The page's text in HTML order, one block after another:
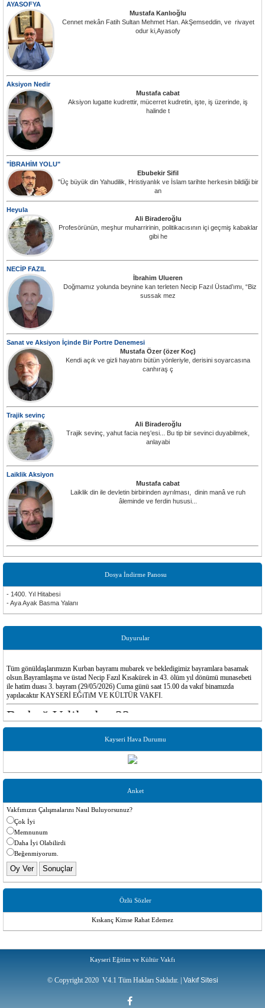
Duyurular
olsun.Bayramlaşma ve üstad Necip Fazıl Kısakürek in 43. ölüm yıl dönümü munasebeti
ile hatim duası 3. bayram (29/05/2026) Cuma günü saat 15.00 da vakıf binamızda
yapılacaktır KAYSERİ EĞiTiM VE KÜLTÜR VAKFI.
Başbuğ Velilerden 33
"Altun Halka - Silsile-i Zeheb" çerçevesidir ki, keyfiyet ölçüsüyle temel sayısını, bütün
«Velîler Ordusu» kitabında hayatı anlatılan 333 Velînin içine, «Bir» sayısını Allah
Resulüne verdikten sonra mukaddes emaneti O’ndan alıp günümüze kadar getiren,
Kayseri Hava Durumu
Anket
Vakfımızın Çalışmalarını Nasıl Buluyorsunuz?
Çok İyi
Memnunum
Daha İyi Olabilirdi
Beğenmiyorum.
Özlü Sözler
Kıskanç Kimse Rahat Edemez
AYASOFYA
Mustafa Kanlıoğlu
Cennet mekân Fatih Sultan Mehmet Han. AkŞemseddin, ve rivayet
odur ki,Ayasofy
Aksiyon Nedir
Mustafa cabat
Aksiyon lugatte kudrettir, mücerret kudretin, işte, iş üzerinde, iş
halinde t
"İBRAHİM YOLU"
Ebubekir Sifil
"Üç büyük din Yahudilik, Hristiyanlık ve İslam tarihte herkesin bildiği bir
an
Heyula
Ali Biraderoğlu
Profesörünün, meşhur muharririnin, politikacısının içi geçmiş kabaklar
gibi he
NECİP FAZIL
İbrahim Ulueren
Doğmamız yolunda beynine kan terleten Necip Fazıl Üstad’ımı, “Biz
sussak mez
Sanat ve Aksiyon İçinde Bir Portre Denemesi
Mustafa Özer (özer Koç)
Kendi açık ve gizli hayatını bütün yönleriyle, derisini soyarcasına
canhıraş ç
Trajik sevinç
Ali Biraderoğlu
Trajik sevinç, yahut facia neş'esi... Bu tip bir sevinci duyabilmek,
anlayabi
Laiklik Aksiyon
Mustafa cabat
Laiklik din ile devletin birbirinden ayrılması, dinin manâ ve ruh
âleminde ve ferdin hususi...
Dosya İndirme Panosu
- 1400. Yıl Hitabesi
- Aya Ayak Basma Yalanı
Kayseri Eğitim ve Kültür Vakfı
© Copyright 2020 V4.1 Tüm Hakları Saklıdır. | Vakıf Sitesi